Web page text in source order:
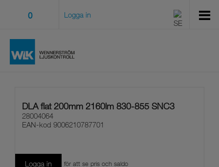
0 Logga in
DLA flat 200mm 2160lm 830-855 SNC3
28004064
EAN-kod 9006210787701
Logga in för att se pris och saldo